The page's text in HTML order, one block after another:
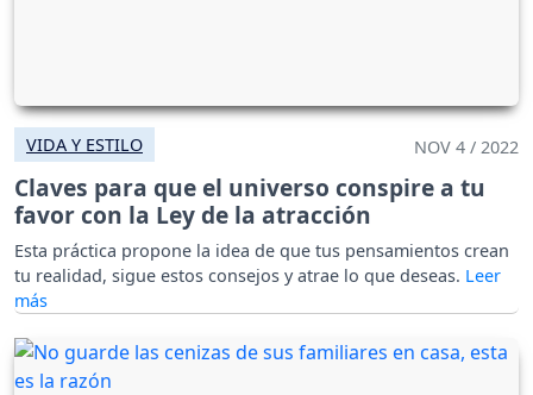
VIDA Y ESTILO NOV 4 / 2022
Claves para que el universo conspire a tu
favor con la Ley de la atracción
Esta práctica propone la idea de que tus pensamientos crean
tu realidad, sigue estos consejos y atrae lo que deseas.